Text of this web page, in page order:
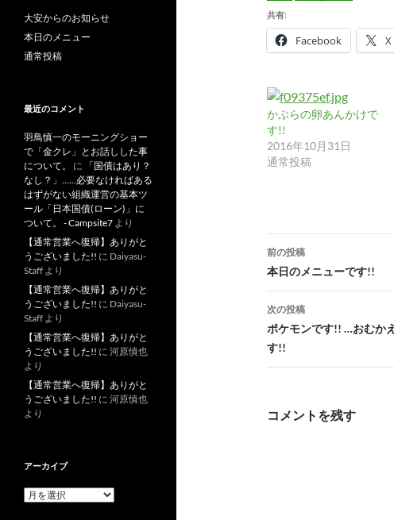
共有:
Facebook X
かぶらの卵あんかけで
す!!
2016年10月31日
通常投稿
投
稿
ナ
ビ
ゲ
シ
前の投稿
本日のメニューです!!
次の投稿
ポケモンです!! …おむか
す!!
コメントを残す
大安からのお知らせ
本日のメニュー
通常投稿
最近のコメント
羽鳥慎一のモーニングショー
で「金クレ」とお話しした事
について。
に
「国債はあり？
なし？」……必要なければある
はずがない組織運営の基本ツ
ール「日本国債(ローン)」に
ついて。 - Campsite7 より
【通常営業へ復帰】ありがと
うございました!! に Daiyasu-
Staff より
【通常営業へ復帰】ありがと
うございました!! に Daiyasu-
Staff より
【通常営業へ復帰】ありがと
うございました!! に 河原慎也
より
【通常営業へ復帰】ありがと
うございました!! に 河原慎也
より
アーカイブ
ア